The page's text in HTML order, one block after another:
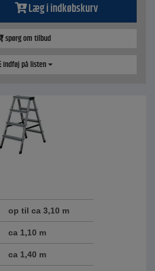
Læg i indkøbskurv
spørg om tilbud
Indføj på listen
op til ca 3,10 m
ca 1,10 m
ca 1,40 m